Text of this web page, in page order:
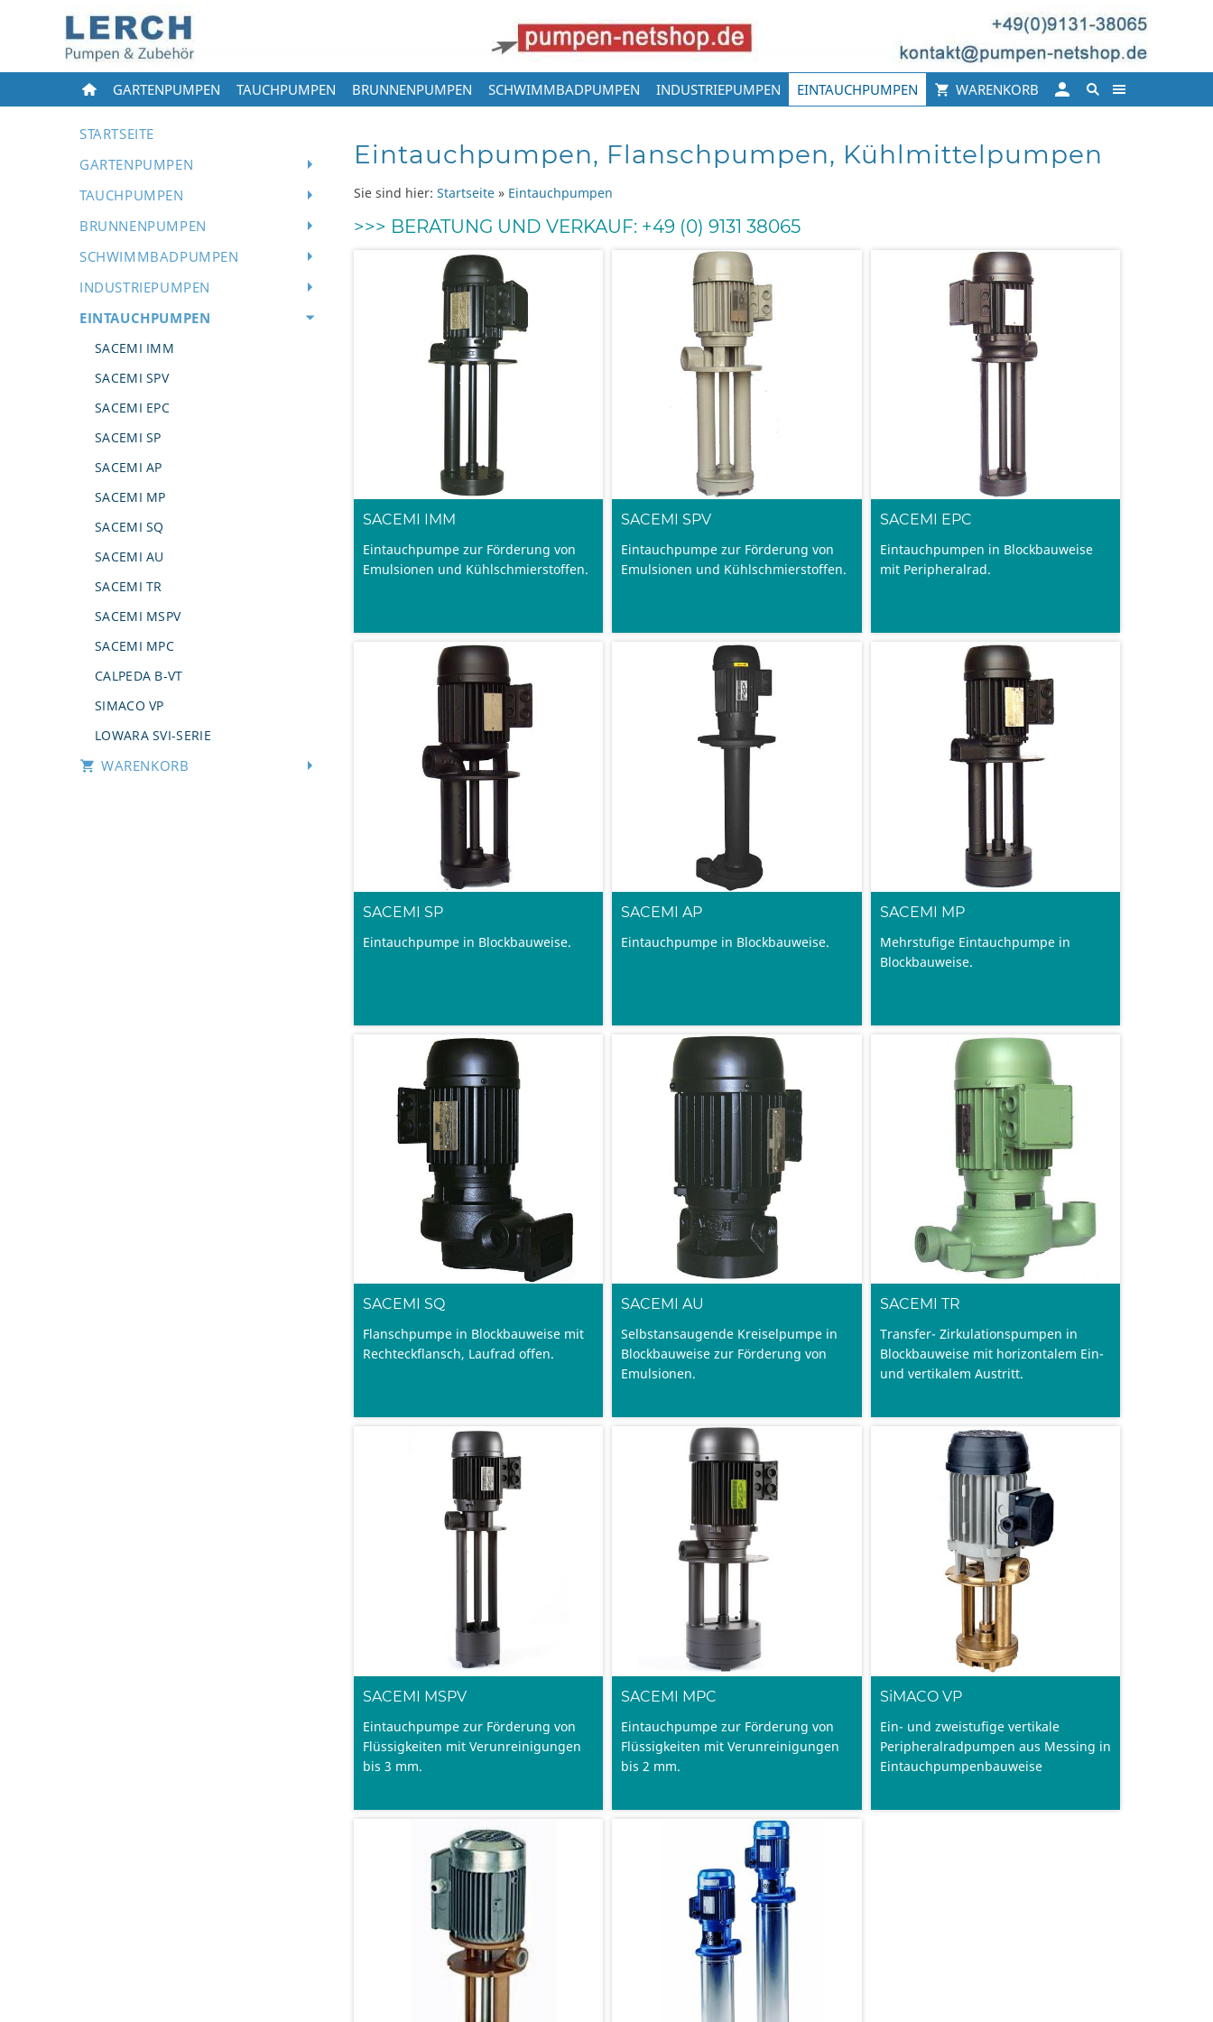
GARTENPUMPEN TAUCHPUMPEN BRUNNENPUMPEN SCHWIMMBADPUMPEN INDUSTRIEPUMPEN EINTAUCHPUMPEN WARENKORB
STARTSEITE
GARTENPUMPEN
TAUCHPUMPEN
BRUNNENPUMPEN
SCHWIMMBADPUMPEN
INDUSTRIEPUMPEN
EINTAUCHPUMPEN
SACEMI IMM
SACEMI SPV
SACEMI EPC
SACEMI SP
SACEMI AP
SACEMI MP
SACEMI SQ
SACEMI AU
SACEMI TR
SACEMI MSPV
SACEMI MPC
CALPEDA B-VT
SIMACO VP
LOWARA SVI-SERIE
WARENKORB
Eintauchpumpen, Flanschpumpen, Kühlmittelpumpen
Sie sind hier: Startseite » Eintauchpumpen
>>> BERATUNG UND VERKAUF: +49 (0) 9131 38065
SACEMI IMM
Eintauchpumpe zur Förderung von
Emulsionen und Kühlschmierstoffen.
SACEMI SPV
Eintauchpumpe zur Förderung von
Emulsionen und Kühlschmierstoffen.
SACEMI EPC
Eintauchpumpen in Blockbauweise
mit Peripheralrad.
SACEMI SP
Eintauchpumpe in Blockbauweise.
SACEMI AP
Eintauchpumpe in Blockbauweise.
SACEMI MP
Mehrstufige Eintauchpumpe in
Blockbauweise.
SACEMI SQ
Flanschpumpe in Blockbauweise mit
Rechteckflansch, Laufrad offen.
SACEMI AU
Selbstansaugende Kreiselpumpe in
Blockbauweise zur Förderung von
Emulsionen.
SACEMI TR
Transfer- Zirkulationspumpen in
Blockbauweise mit horizontalem Ein-
und vertikalem Austritt.
SACEMI MSPV
Eintauchpumpe zur Förderung von
Flüssigkeiten mit Verunreinigungen
bis 3 mm.
SACEMI MPC
Eintauchpumpe zur Förderung von
Flüssigkeiten mit Verunreinigungen
bis 2 mm.
SiMACO VP
Ein- und zweistufige vertikale
Peripheralradpumpen aus Messing in
Eintauchpumpenbauweise